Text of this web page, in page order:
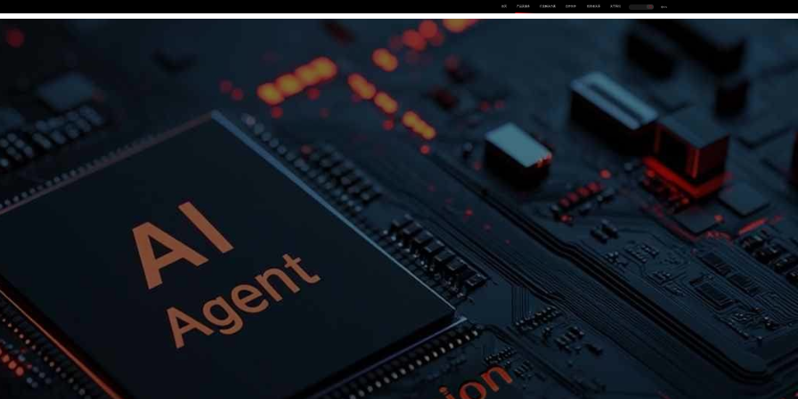
首页 产品及服务 行业解决方案 合作伙伴 投资者关系 关于我们 中EN